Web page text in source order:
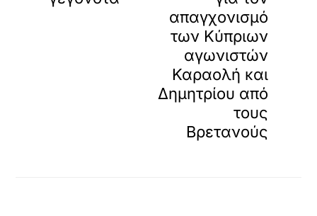
απαγχονισμό
των Κύπριων
αγωνιστών
Καραολή και
Δημητρίου από
τους
Βρετανούς